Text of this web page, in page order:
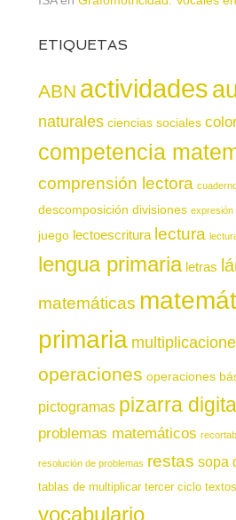
ETIQUETAS
ABN actividades
naturales ciencias sociales
competencia
comprensión lectora
descomposición divisiones expresión
juego lectoescritura lectura
lengua primaria letras
matemáticas
primaria
operaciones operaciones
pictogramas pizarra
problemas matemáticos
resolución de problemas restas sopa
tablas de multiplicar tercer ciclo textos
vocabulario